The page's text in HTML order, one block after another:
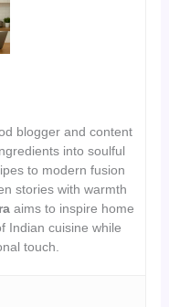
blogger and content
into soulful
to modern fusion
stories with warmth
aims to inspire home
Indian cuisine while
touch.